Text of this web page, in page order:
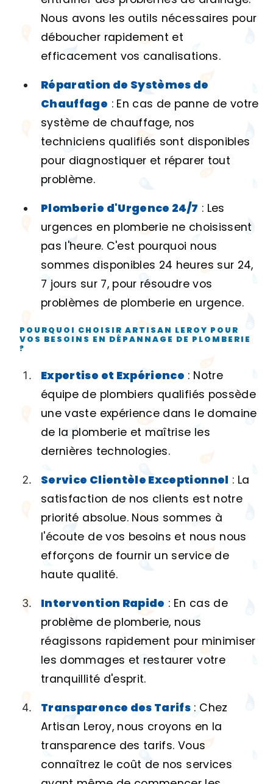
Nous avons les outils nécessaires pour
déboucher rapidement et
efficacement vos canalisations.
Réparation de Systèmes de
Chauffage : En cas de panne de votre
système de chauffage, nos
techniciens qualifiés sont disponibles
pour diagnostiquer et réparer tout
problème.
Plomberie d'Urgence 24/7 : Les
urgences en plomberie ne choisissent
pas l'heure. C'est pourquoi nous
sommes disponibles 24 heures sur 24,
7 jours sur 7, pour résoudre vos
problèmes de plomberie en urgence.
POURQUOI CHOISIR ARTISAN LEROY POUR
VOS BESOINS EN DÉPANNAGE DE PLOMBERIE
?
Expertise et Expérience : Notre
équipe de plombiers qualifiés possède
une vaste expérience dans le domaine
de la plomberie et maîtrise les
dernières technologies.
Service Clientèle Exceptionnel : La
satisfaction de nos clients est notre
priorité absolue. Nous sommes à
l'écoute de vos besoins et nous nous
efforçons de fournir un service de
haute qualité.
Intervention Rapide : En cas de
problème de plomberie, nous
réagissons rapidement pour minimiser
les dommages et restaurer votre
tranquillité d'esprit.
Transparence des Tarifs : Chez
Artisan Leroy, nous croyons en la
transparence des tarifs. Vous
connaîtrez le coût de nos services